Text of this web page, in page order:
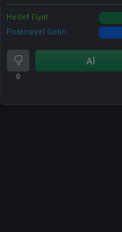
Hedef Fiyat
Potansiyel Getiri
0
Al